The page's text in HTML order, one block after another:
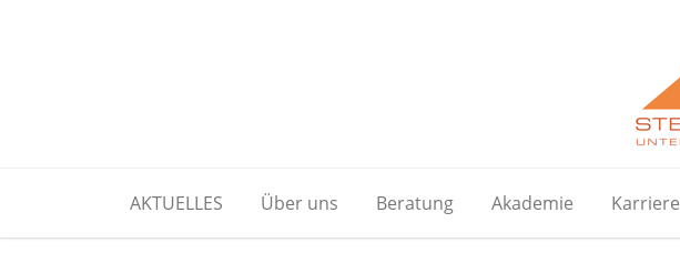
AKTUELLES Über uns Beratung Akademie Karriere